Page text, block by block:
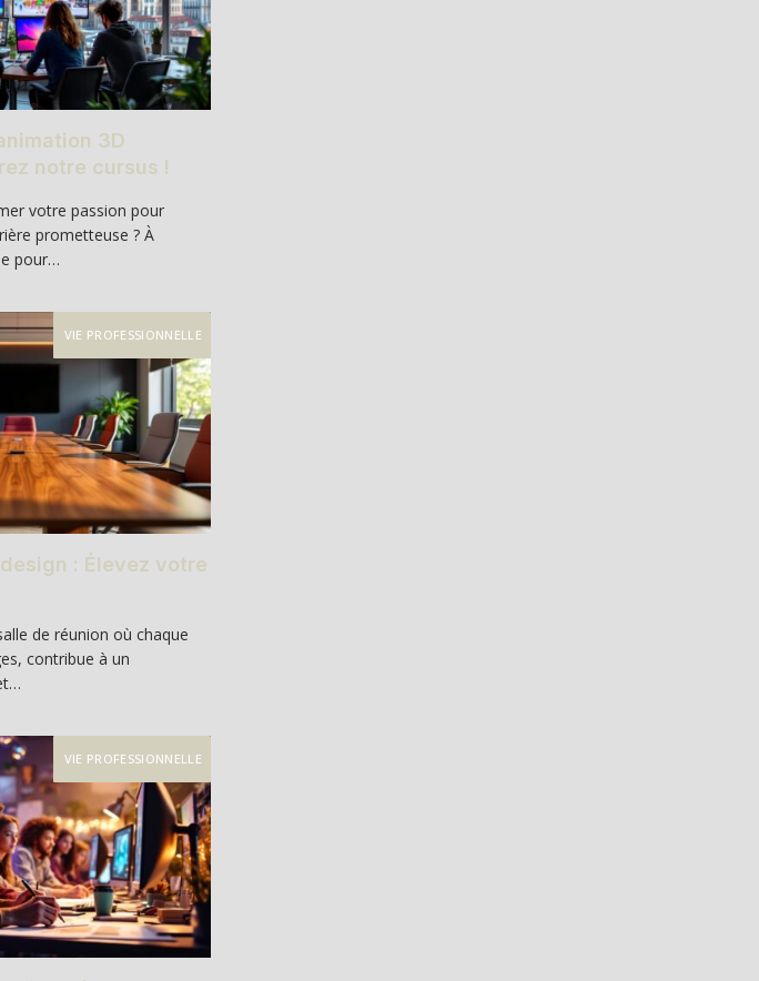
3D
notre cursus !
votre passion pour
prometteuse ? À
pour…
VIE PROFESSIONNELLE
: Élevez votre
de réunion où chaque
contribue à un
VIE PROFESSIONNELLE